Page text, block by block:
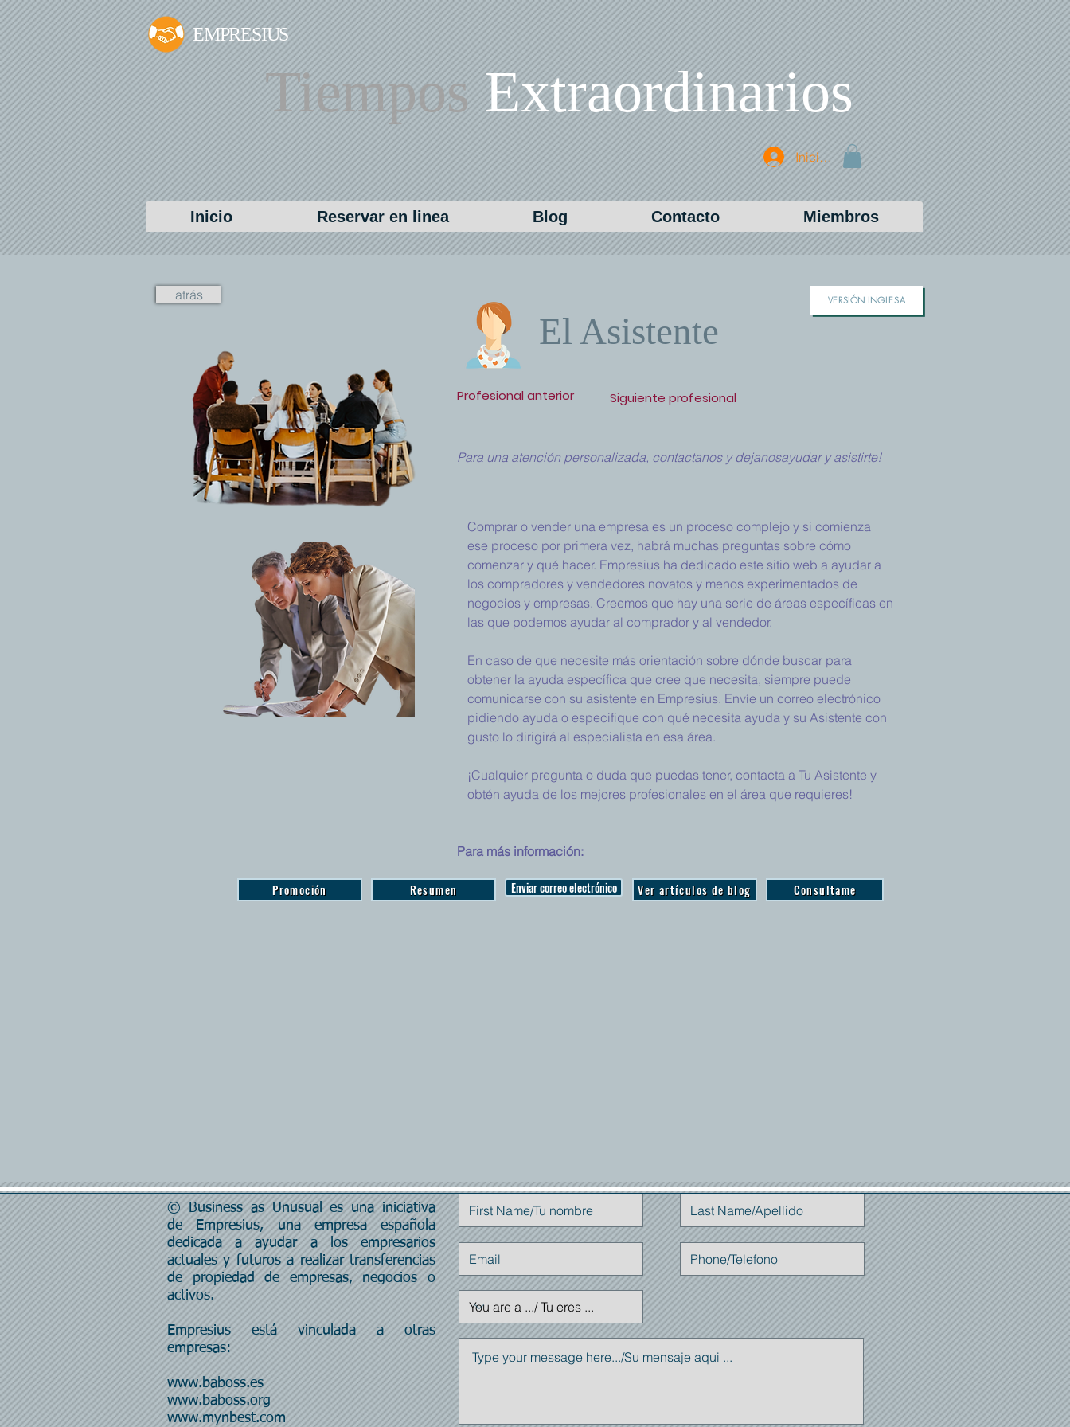
EMPRESIUS
TiemposExtraordinarios
Iniciar sesión
Inicio Reservar en linea Blog Contacto Miembros
atrás VERSIÓN INGLESA
El Asistente
Profesional anterior Siguiente profesional
Para una atención personalizada, contactanos y dejanosayudar y asistirte!
Comprar o vender una empresa es un proceso complejo y si comienza
ese proceso por primera vez, habrá muchas preguntas sobre cómo
comenzar y qué hacer. Empresius ha dedicado este sitio web a ayudar a
los compradores y vendedores novatos y menos experimentados de
negocios y empresas. Creemos que hay una serie de áreas específicas en
las que podemos ayudar al comprador y al vendedor.
En caso de que necesite más orientación sobre dónde buscar para
obtener la ayuda específica que cree que necesita, siempre puede
comunicarse con su asistente en Empresius. Envíe un correo electrónico
pidiendo ayuda o especifique con qué necesita ayuda y su Asistente con
gusto lo dirigirá al especialista en esa área.
¡Cualquier pregunta o duda que puedas tener, contacta a Tu Asistente y
obtén ayuda de los mejores profesionales en el área que requieres!
Para más información:
Promoción Resumen Enviar correo electrónico Ver artículos de blog Consultame
Contáctenos
© Business as Unusual es una iniciativa
de Empresius, una empresa española
dedicada a ayudar a los empresarios
actuales y futuros a realizar transferencias
de propiedad de empresas, negocios o
activos.
Empresius está vinculada a otras
empresas:
www.baboss.es
www.baboss.org
www.mynbest.com